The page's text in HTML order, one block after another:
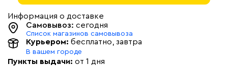
Информация о доставке
Самовывоз: сегодня
Список магазинов самовывоза
Курьером: бесплатно , завтра
В вашем городе
Пункты выдачи: от 1 дня